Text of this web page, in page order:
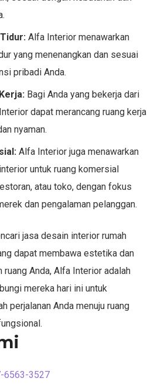
Alfa Interior menawarkan
yang menenangkan dan sesuai
pribadi Anda.
Bagi Anda yang bekerja dari
dapat merancang ruang kerja
nyaman.
Alfa Interior juga menawarkan
untuk ruang komersial
atau toko, dengan fokus
dan pengalaman pelanggan.
jasa desain interior rumah
dapat membawa estetika dan
ruang Anda, Alfa Interior adalah
mereka hari ini untuk
perjalanan Anda menuju ruang
6563-3527